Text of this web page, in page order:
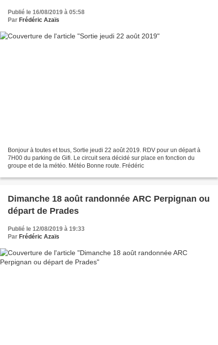
Publié le 16/08/2019 à 05:58
Par Frédéric Azaïs
Bonjour à toutes et tous, Sortie jeudi 22 août 2019. RDV pour un départ à
7H00 du parking de Gifi. Le circuit sera décidé sur place en fonction du
groupe et de la météo. Météo Bonne route. Frédéric
Dimanche 18 août randonnée ARC Perpignan ou
départ de Prades
Publié le 12/08/2019 à 19:33
Par Frédéric Azaïs